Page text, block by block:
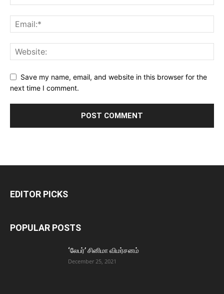
Save my name, email, and website in this browser for the
next time I comment.
EDITOR PICKS
POPULAR POSTS
‘லேபர்’ சினிமா விமர்சனம்
December 25, 2021